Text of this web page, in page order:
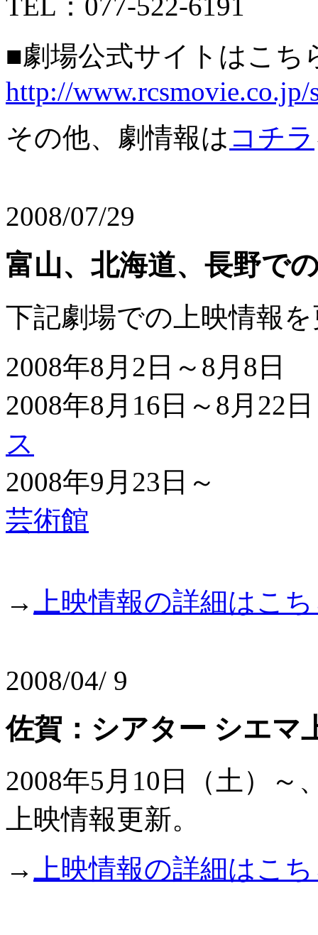
TEL：077-522-6191
■劇場公式サイトはこち
http://www.rcsmovie.co.jp/
その他、劇情報は コチラ
2008/07/29
富山、北海道、長野で
下記劇場での上映情報
2008年8月2日～8月8
2008年8月16日～8月22
ス
2008年9月23日
芸術館
→ 上映情報の詳細はこ
2008/04/ 9
佐賀：シアター シエマ
2008年5月10日（土）～
上映情報更新。
→
上映情報の詳細はこ